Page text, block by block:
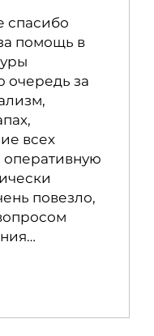
спасибо
помощь в
очередь за
всех
оперативную
повезло,